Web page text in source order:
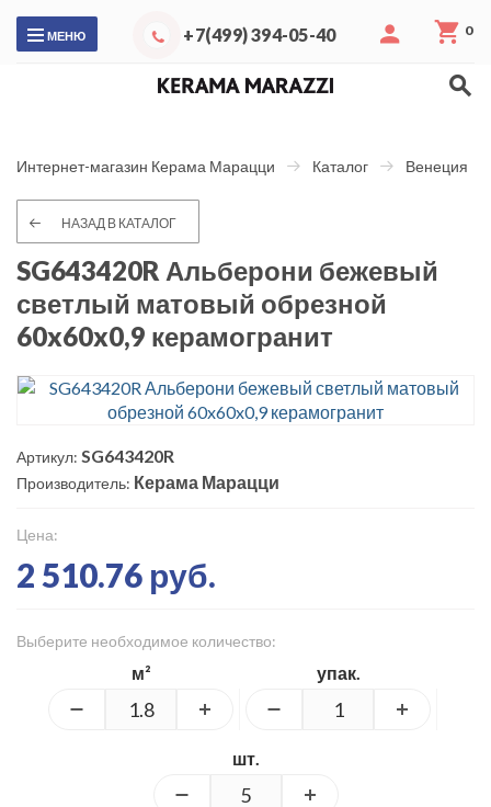
МЕНЮ +7(499) 394-05-40 0
Интернет-магазин Керама Марацци Каталог Венеция
НАЗАД В КАТАЛОГ
SG643420R Альберони бежевый
светлый матовый обрезной
60x60x0,9 керамогранит
Артикул: SG643420R
Производитель: Керама Марацци
Цена:
2 510.76 руб.
Выберите необходимое количество:
м² упак.
шт.